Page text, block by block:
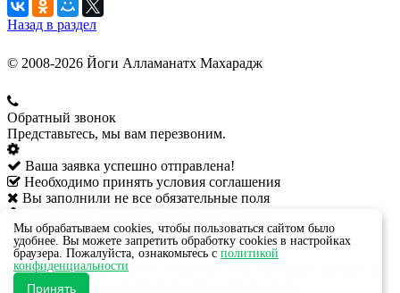
Назад в раздел
© 2008-2026 Йоги Алламанатх Махарадж
Обратный звонок
Представьтесь, мы вам перезвоним.
Ваша заявка успешно отправлена!
Необходимо принять условия соглашения
Вы заполнили не все обязательные поля
Ваше имя: *
Телефон: *
Даю своё согласие на обработку персональных данных в
соответствии с
Мы обрабатываем cookies, чтобы пользоваться сайтом было
удобнее. Вы можете запретить обработку cookies в настройках
браузера. Пожалуйста, ознакомьтесь с политикой
конфиденциальности
Принять